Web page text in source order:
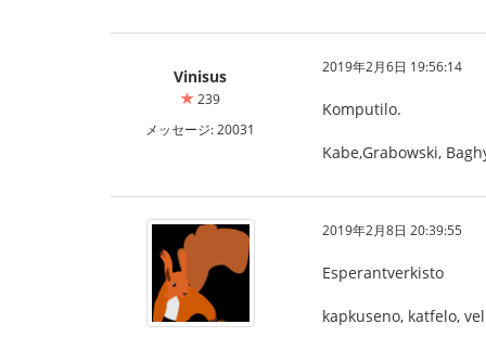
Vinisus
239
メッセージ: 20031
2019年2月6日 19:56:14
Komputilo.
Kabe,Grabowski,
2019年2月8日 20:39:55
Esperantverkisto
kapkuseno, katfelo,